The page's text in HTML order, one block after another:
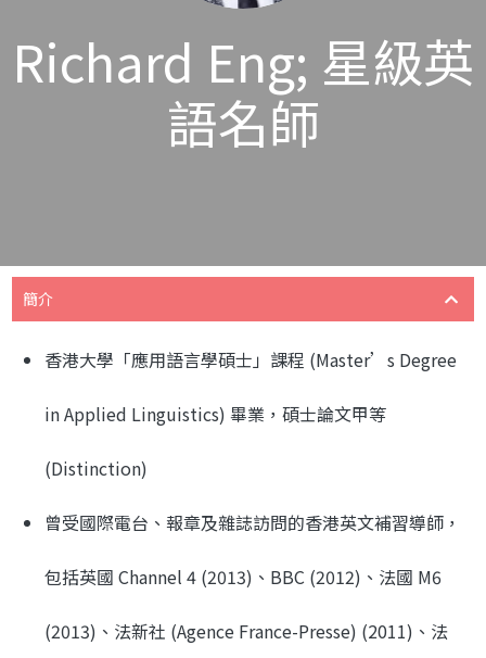
Richard Eng; 星級英
語名師
簡介
香港大學「應用語言學碩士」課程 (Master’s Degree
in Applied Linguistics) 畢業，碩士論文甲等
(Distinction)
曾受國際電台、報章及雜誌訪問的香港英文補習導師，
包括英國 Channel 4 (2013)、BBC (2012)、法國 M6
(2013)、法新社 (Agence France-Presse) (2011)、法